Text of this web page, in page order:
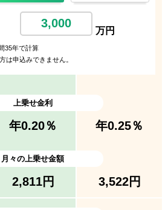
万円
35年で計算
は申込みできません。
上乗せ金利
年0.20％ 年0.25％
月々の上乗せ金額
2,811円 3,522円